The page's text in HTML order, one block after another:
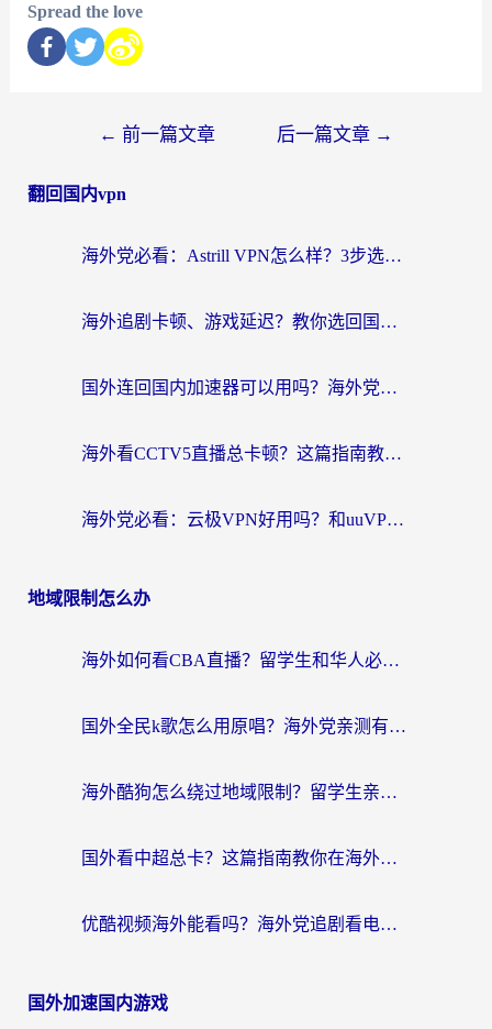
Spread the love
← 前一篇文章 后一篇文章 →
翻回国内vpn
海外党必看：Astrill VPN怎么样？3步选对回国加速器实现无缝刷剧玩游戏
海外追剧卡顿、游戏延迟？教你选回国加速器，附免费加速器试用一小时福利
国外连回国内加速器可以用吗？海外党亲测实用指南，解决追剧游戏卡顿难题
海外看CCTV5直播总卡顿？这篇指南教你选对回国加速器，无缝刷国内资源
海外党必看：云极VPN好用吗？和uuVPN对比哪个回国效果更好？附真实体验+避坑指南
地域限制怎么办
海外如何看CBA直播？留学生和华人必看的无卡顿观赛指南
国外全民k歌怎么用原唱？海外党亲测有效的回国加速解决方案
海外酷狗怎么绕过地域限制？留学生亲测有效的回国加速器选择指南
国外看中超总卡？这篇指南教你在海外流畅看体育赛事+中文解说（附避坑技巧）
优酷视频海外能看吗？海外党追剧看电影的终极解决方案来了
国外加速国内游戏